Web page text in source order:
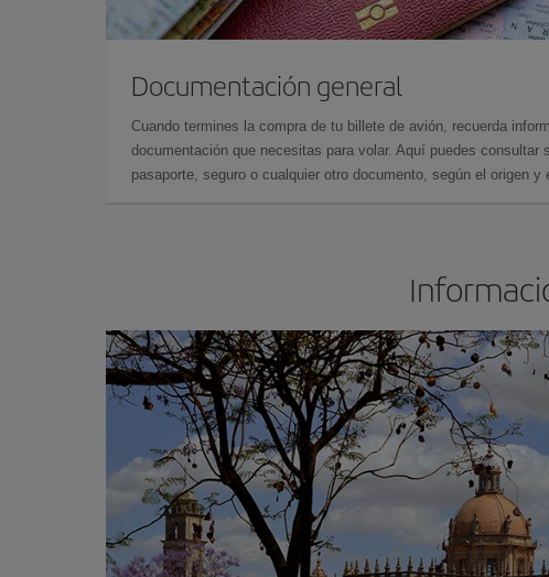
Documentación general
Cuando termines la compra de tu billete de avión, recuerda
documentación que necesitas para volar. Aquí puedes consultar
pasaporte, seguro o cualquier otro documento, según el origen y